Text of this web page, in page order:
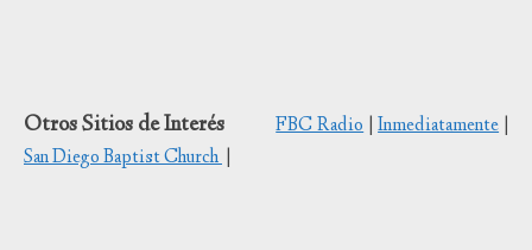
Otros Sitios de Interés FBC Radio|Inmediatamente
San Diego Baptist Church